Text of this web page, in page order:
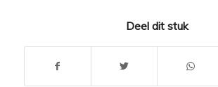
Deel dit stuk